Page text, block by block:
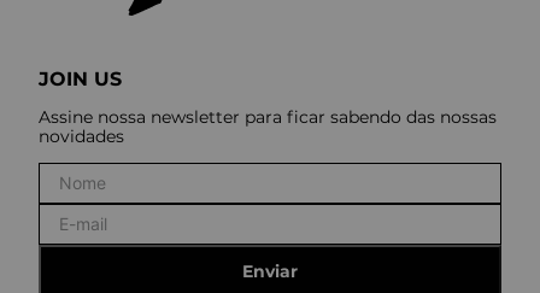
JOIN US
Assine nossa newsletter para ficar sabendo das nossas
novidades
Enviar